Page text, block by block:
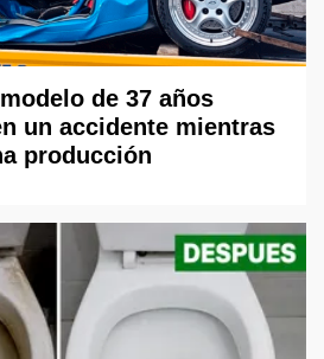
de 37 años
un accidente mientras
producción